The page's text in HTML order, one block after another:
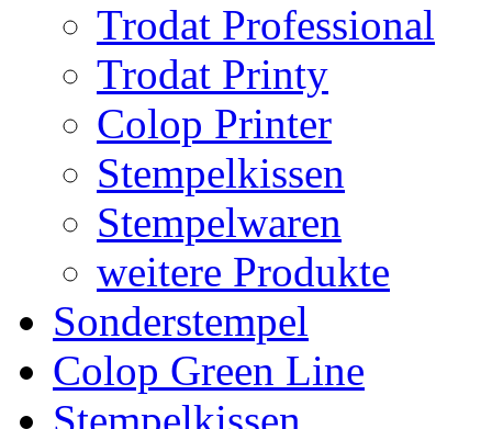
Trodat Professional
Trodat Printy
Colop Printer
Stempelkissen
Stempelwaren
weitere Produkte
Sonderstempel
Colop Green Line